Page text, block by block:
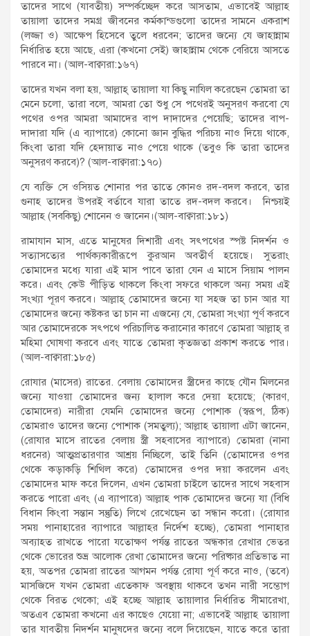
তাদের সাথে (যাবতীয়) সম্পর্কচ্ছেদ করে আসতাম, এভাবেই আল্লাহ
তায়ালা তাদের সমগ্র জীবনের কর্মকান্ডগুলো তাদের সামনে একরাশ
(লজ্জা ও) আক্ষেপ হিসেবে তুলে ধরবেন; তাদের জন্যে যে জাহান্নাম
নির্ধারিত হয়ে আছে, এরা (কখনো সেই) জাহান্নাম থেকে বেরিয়ে আসতে
পারবে না। (আল-বাক্বারা:১৬৭)
তাদের যখন বলা হয়, আল্লাহ্‌ তায়ালা যা কিছু নাযিল করেছেন তোমরা তা
মেনে চলো, তারা বলে, আমরা তো শুধু সে পথেরই অনুসরণ করবো যে
পথের ওপর আমরা আমাদের বাপ দাদাদের পেয়েছি; তাদের বাপ-
দাদারা যদি (এ ব্যাপারে) কোনো জ্ঞান বুদ্ধির পরিচয় নাও দিয়ে থাকে,
কিংবা তারা যদি হেদায়াত নাও পেয়ে থাকে (তবুও কি তারা তাদের
অনুসরণ করবে)? (আল-বাক্বারা:১৭০)
যে ব্যক্তি সে ওসিয়ত শোনার পর তাতে কোনও রদ-বদল করবে, তার
গুনাহ তাদের উপরই বর্তাবে যারা তাতে রদ-বদল করবে। নিশ্চয়ই
আল্লাহ (সবকিছু) শোনেন ও জানেন।(আল-বাক্বারা:১৮১)
রামাযান মাস, এতে মানুষের দিশারী এবং সৎপথের স্পষ্ট নিদর্শন ও
সত্যাসত্যের পার্থক্যকারীরূপে কুরআন অবতীর্ণ হয়েছে। সুতরাং
তোমাদের মধ্যে যারা এই মাস পাবে তারা যেন এ মাসে সিয়াম পালন
করে। এবং কেউ পীড়িত থাকলে কিংবা সফরে থাকলে অন্য সময় এই
সংখ্যা পূরণ করবে। আল্লাহ্ তোমাদের জন্যে যা সহজ তা চান আর যা
তোমাদের জন্যে কষ্টকর তা চান না এজন্যে যে, তোমরা সংখ্যা পূর্ণ করবে
আর তোমাদেরকে সৎপথে পরিচালিত করানোর কারণে তোমরা আল্লাহ্ র
মহিমা ঘোষণা করবে এবং যাতে তোমরা কৃতজ্ঞতা প্রকাশ করতে পার।
(আল-বাক্বারা:১৮৫)
রোযার (মাসের) রাতের. বেলায় তোমাদের স্ত্রীদের কাছে যৌন মিলনের
জন্যে যাওয়া তোমাদের জন্য হালাল করে দেয়া হয়েছে; (কারণ,
তোমাদের) নারীরা যেমনি তোমাদের জন্যে পোশাক (স্বরূপ, ঠিক)
তোমরাও তাদের জন্যে পোশাক (সমতুল্য); আল্লাহ তায়ালা এটা জানেন,
(রোযার মাসে রাতের বেলায় স্ত্রী সহবাসের ব্যাপারে) তোমরা (নানা
ধরনের) আত্মপ্রতারণার আশ্রয় নিচ্ছিলে, তাই তিনি (তোমাদের ওপর
থেকে কড়াকড়ি শিথিল করে) তোমাদের ওপর দয়া করলেন এবং
তোমাদের মাফ করে দিলেন, এখন তোমরা চাইলে তাদের সাথে সহবাস
করতে পারো এবং (এ ব্যাপারে) আল্লাহ পাক তোমাদের জন্যে যা (বিধি
বিধান কিংবা সন্তান সন্তুতি) লিখে রেখেছেন তা সন্ধান করো। (রোযার
সময় পানাহারের ব্যাপারে আল্লাহর নির্দেশ হচ্ছে), তোমরা পানাহার
অব্যাহত রাখতে পারো যতোক্ষণ পর্যন্ত রাতের অন্ধকার রেখার ভেতর
থেকে ভোরের শুভ্র আলোক রেখা তোমাদের জন্যে পরিষ্কার প্রতিভাত না
হয়, অতপর তোমরা রাতের আগমন পর্যন্ত রোযা পূর্ণ করে নাও, (তবে)
মাসজিদে যখন তোমরা এতেকাফ অবস্থায় থাকবে তখন নারী সম্ভোগ
থেকে বিরত থেকো; এই হচ্ছে আল্লাহ তায়ালার নির্ধারিত সীমারেখা,
অতএব তোমরা কখনো এর কাছেও যেয়ো না; এভাবেই আল্লাহ তায়ালা
তার যাবতীয় নিদর্শন মানুষদের জন্যে বলে দিয়েছেন, যাতে করে তারা